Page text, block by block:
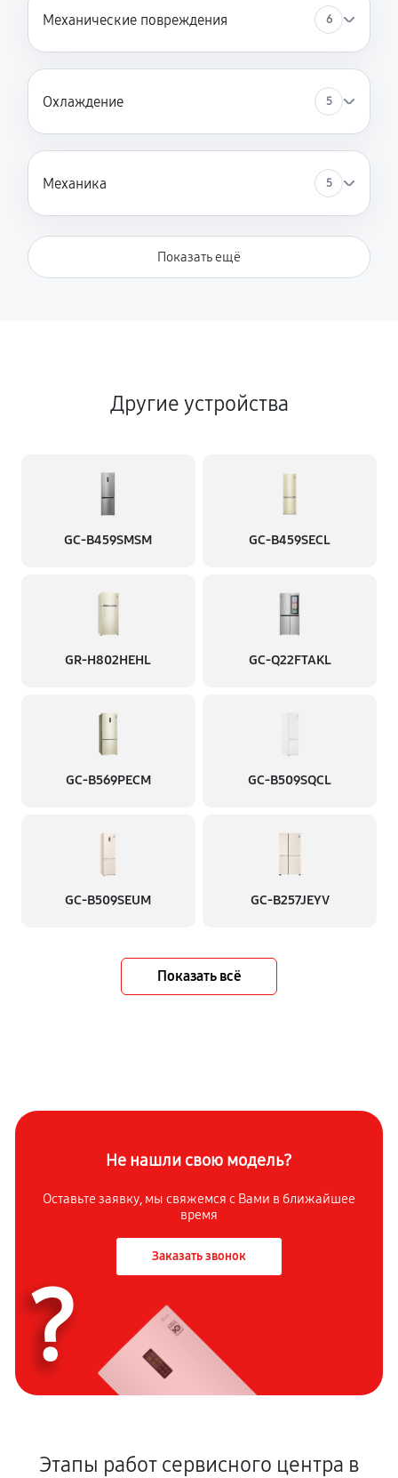
Механические повреждения 6
Охлаждение 5
Механика 5
Показать ещё
Другие устройства
GC-B459SMSM GC-B459SECL
GR-H802HEHL GC-Q22FTAKL
GC-B569PECM GC-B509SQCL
GC-B509SEUM GC-B257JEYV
Показать всё
Не нашли свою модель?
Оставьте заявку, мы свяжемся с Вами в ближайшее
время
Заказать звонок
?
Этапы работ сервисного центра в